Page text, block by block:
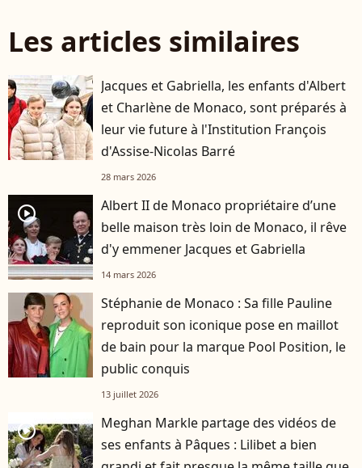
Les articles similaires
Jacques et Gabriella, les enfants d'Albert
et Charlène de Monaco, sont préparés à
leur vie future à l'Institution François
d'Assise-Nicolas Barré
28 mars 2026
player2
Albert II de Monaco propriétaire d’une
belle maison très loin de Monaco, il rêve
d'y emmener Jacques et Gabriella
14 mars 2026
Stéphanie de Monaco : Sa fille Pauline
reproduit son iconique pose en maillot
de bain pour la marque Pool Position, le
public conquis
13 juillet 2026
player2
Meghan Markle partage des vidéos de
ses enfants à Pâques : Lilibet a bien